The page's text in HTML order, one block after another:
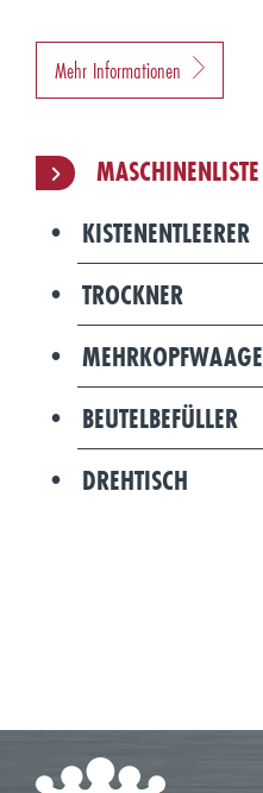
Mehr Informationen
MASCHINENLISTE
KISTENENTLEERER
TROCKNER
MEHRKOPFWAAGE
BEUTELBEFÜLLER
DREHTISCH